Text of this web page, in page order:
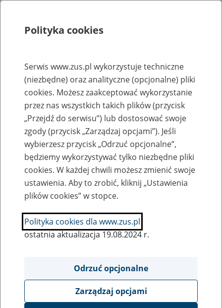
Rejestry, ewidencje i archiwa
Baza zlikwidowanych lub
przekształconych zakładów pracy
Nazwa zakładu pracy:
SZUKAJ
Ukryj wszystkie pozycje bazy
Polityka cookies
Serwis www.zus.pl wykorzystuje techniczne
(niezbędne) oraz analityczne (opcjonalne) pliki
cookies. Możesz zaakceptować wykorzystanie
przez nas wszystkich takich plików (przycisk
„Przejdź do serwisu”) lub dostosować swoje
zgody (przycisk „Zarządzaj opcjami”). Jeśli
wybierzesz przycisk „Odrzuć opcjonalne”,
będziemy wykorzystywać tylko niezbędne pliki
cookies. W każdej chwili możesz zmienić swoje
ustawienia. Aby to zrobić, kliknij „Ustawienia
plików cookies” w stopce.
Polityka cookies dla www.zus.pl
ostatnia aktualizacja 19.08.2024 r.
Odrzuć opcjonalne
Zarządzaj opcjami